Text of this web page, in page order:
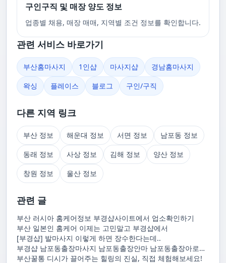
구인구직 및 매장 양도 정보
업종별 채용, 매장 매매, 지역별 조건 정보를 확인합니다.
관련 서비스 바로가기
부산홈마사지 1인샵 마사지샵
경남홈마사지
왁싱
플레이스 블로그 구인/구직
다른 지역 링크
부산 정보 해운대 정보 서면 정보
남포동 정보
동래 정보
사상 정보 김해 정보
양산 정보
창원 정보
울산 정보
관련 글
부산 러시아 홈케어정보 부경샵사이트에서 업소확인하기
부산 일본인 홈케어 이제는 고민말고 부경샵에서
[부경샵] 발마사지 이렇게 하면 장수한다는데..
부경샵 남포동출장마사지 남포동출장안마 남포동출장아로마
남포동홈마사지 남포동마사지출장
부산꿀통 디시가 끌어주는 힐링의 진실, 직접 체험해보세요!